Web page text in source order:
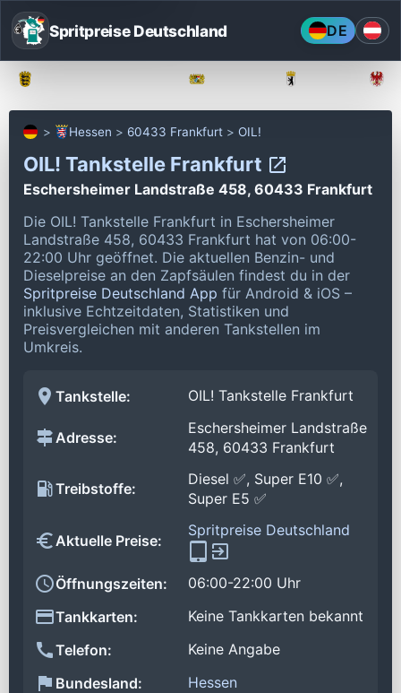
Spritpreise Deutschland DE
Hessen 60433 Frankfurt OIL!
OIL! Tankstelle Frankfurt
Eschersheimer Landstraße 458, 60433 Frankfurt
Die OIL! Tankstelle Frankfurt in Eschersheimer
Landstraße 458, 60433 Frankfurt hat von 06:00-
22:00 Uhr geöffnet. Die aktuellen Benzin- und
Dieselpreise an den Zapfsäulen findest du in der
Spritpreise Deutschland App für Android & iOS –
inklusive Echtzeitdaten, Statistiken und
Preisvergleichen mit anderen Tankstellen im
Umkreis.
Tankstelle: OIL! Tankstelle Frankfurt
Adresse:
Eschersheimer Landstraße
458, 60433 Frankfurt
Treibstoffe:
Diesel ✅, Super E10 ✅,
Super E5 ✅
Aktuelle Preise:
Spritpreise Deutschland
Öffnungszeiten:
06:00-22:00 Uhr
Tankkarten:
Keine Tankkarten bekannt
Telefon:
Keine Angabe
Bundesland:
Hessen